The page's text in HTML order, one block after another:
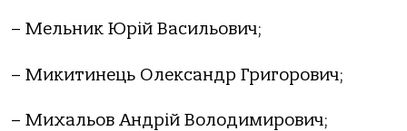
– Мельник Юрій Васильович;
– Микитинець Олександр Григорович;
– Михальов Андрій Володимирович;